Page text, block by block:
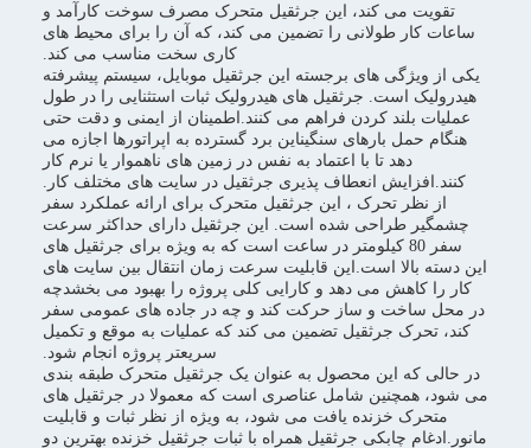
تقویت می کند، این جرثقیل متحرک مصرف سوخت کارآمد و
ساعات کار طولانی را تضمین می کند، که آن را برای محیط های
کاری سخت مناسب می کند.
یکی از ویژگی های برجسته این جرثقیل موبایل، سیستم پیشرفته
هیدرولیک است. جرثقیل های هیدرولیک ثبات استثنایی را در طول
عملیات بلند کردن فراهم می کنند.اطمینان از ایمنی و دقت حتی
هنگام حمل بارهای سنگیناین برد گسترده به اپراتورها اجازه می
دهد تا با اعتماد به نفس در زمین های ناهموار یا نرم کار
کنند.افزایش انعطاف پذیری جرثقیل در سایت های مختلف کار.
از نظر تحرک ، این جرثقیل متحرک برای ارائه عملکرد سفر
چشمگیر طراحی شده است. این جرثقیل دارای حداکثر سرعت
سفر 80 کیلومتر در ساعت است که به ویژه برای جرثقیل های
این دسته بالا است.این قابلیت سرعت زمان انتقال بین سایت های
کار را کاهش می دهد و کارایی کلی پروژه را بهبود می بخشدچه
در محل ساخت و ساز حرکت کند و چه در جاده های عمومی سفر
کند، تحرک جرثقیل تضمین می کند که عملیات به موقع و تکمیل
سریعتر پروژه انجام شود.
در حالی که این محصول به عنوان یک جرثقیل متحرک طبقه بندی
می شود، همچنین شامل عناصری است که معمولا در جرثقیل های
متحرک خزنده یافت می شود، به ویژه از نظر ثبات و قابلیت
مانور.ادغام چابکی جرثقیل همراه با ثبات جرثقیل خزنده بهترین دو